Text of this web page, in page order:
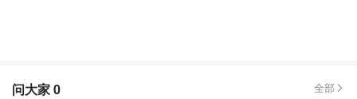
问大家0 全部